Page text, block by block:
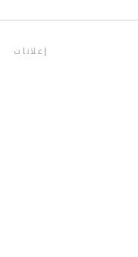
إعلانات